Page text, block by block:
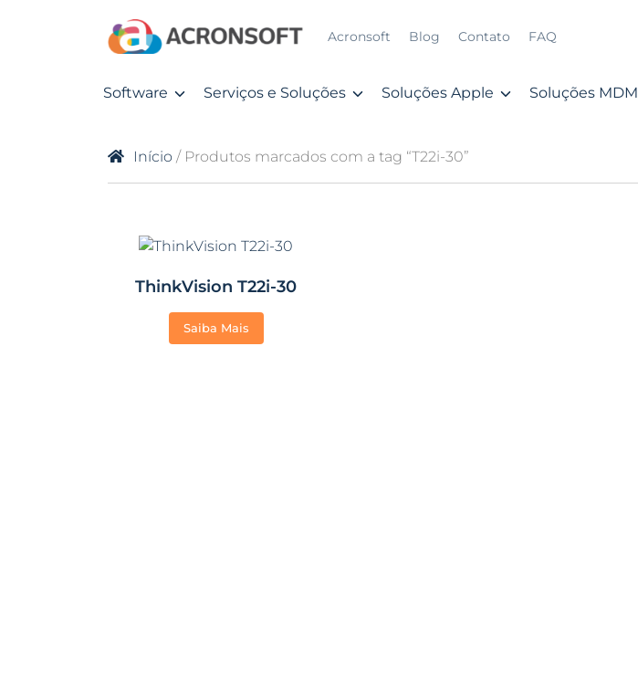
Acronsoft Blog Contato FAQ
Software Serviços e Soluções Soluções Apple Soluções MDM
Início / Produtos marcados com a tag “T22i-30”
ThinkVision T22i-30
Saiba Mais